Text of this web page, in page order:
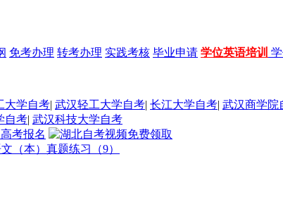
免考办理 转考办理 实践考核 毕业申请 学位英语培训
大学自考| 武汉轻工大学自考| 长江大学自考| 武汉商学院
自考| 武汉科技大学自考
（本）真题练习（9）